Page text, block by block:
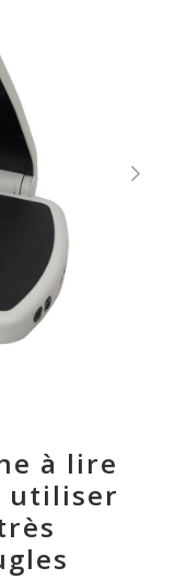
à lire
utiliser